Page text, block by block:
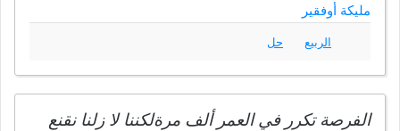
مليكة أوفقير
الربيع حل
الفرصة تكرر في العمر ألف مرةلكننا لا زلنا نقنع